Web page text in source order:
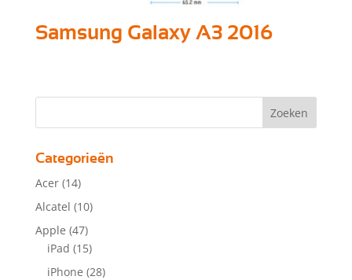
Samsung Galaxy A3 2016
Categorieën
Acer (14)
Alcatel (10)
Apple (47)
iPad (15)
iPhone (28)